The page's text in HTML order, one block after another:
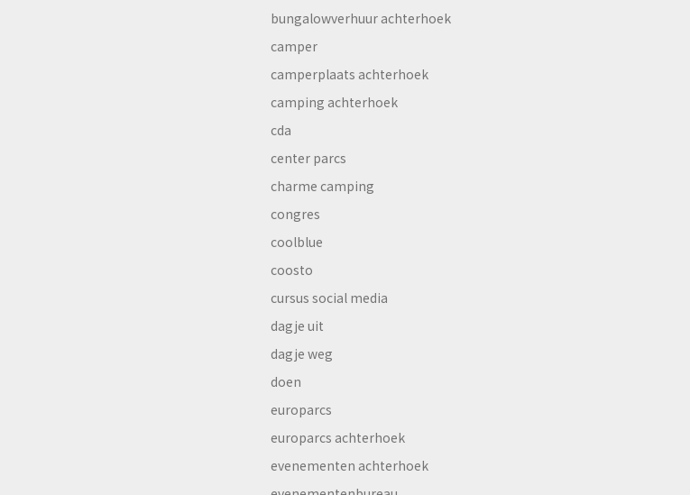
bungalowverhuur achterhoek
camper
camperplaats achterhoek
camping achterhoek
cda
center parcs
charme camping
congres
coolblue
coosto
cursus social media
dagje uit
dagje weg
doen
europarcs
europarcs achterhoek
evenementen achterhoek